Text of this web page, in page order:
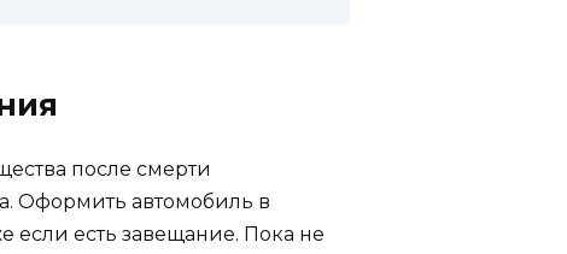
после смерти
Оформить автомобиль в
если есть завещание. Пока не